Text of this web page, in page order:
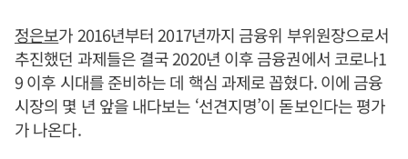
정은보가 2016년부터 2017년까지 금융위 부위원장으로서
추진했던 과제들은 결국 2020년 이후 금융권에서 코로나1
9 이후 시대를 준비하는 데 핵심 과제로 꼽혔다. 이에 금융
시장의 몇 년 앞을 내다보는 ‘선견지명’이 돋보인다는 평가
가 나온다.